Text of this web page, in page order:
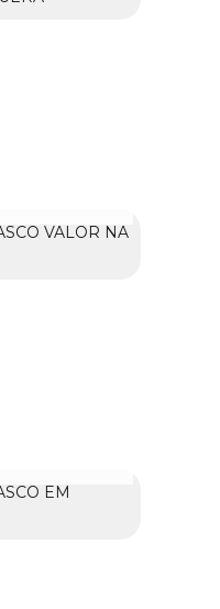
VALOR NA
EM